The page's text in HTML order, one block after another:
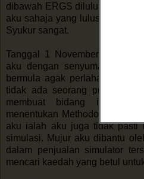
dibawah ERGS diluluskan dan
aku sahaja yang lulus daripada
Syukur sangat.
Tanggal 1 November 2011,
aku dengan senyuman yang
bermula agak perlahan
tidak ada seorang pun
membuat bidang ini. Jadi,
menentukan Methodologi yang
aku ialah aku juga tidak pasti
simulasi. Mujur aku dibantu
dalam penjualan simulator
mencari kaedah yang betul